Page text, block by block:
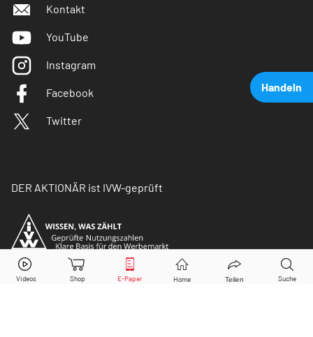
Handeln
Apple Aktie jetzt handeln?
Kontakt
YouTube
Instagram
Facebook
Twitter
DER AKTIONÄR ist IVW-geprüft